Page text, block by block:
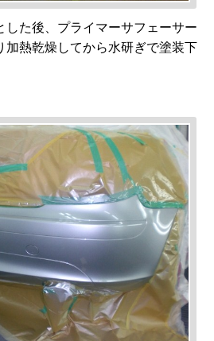
した後、プライマーサフェーサー
加熱乾燥してから水研ぎで塗装下